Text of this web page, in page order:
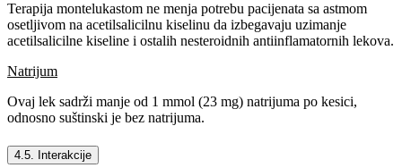
Terapija montelukastom ne menja potrebu pacijenata sa astmom
osetljivom na acetilsalicilnu kiselinu da izbegavaju uzimanje
acetilsalicilne kiseline i ostalih nesteroidnih antiinflamatornih lekova.
Natrijum
Ovaj lek sadrži manje od 1 mmol (23 mg) natrijuma po kesici,
odnosno suštinski je bez natrijuma.
4.5. Interakcije